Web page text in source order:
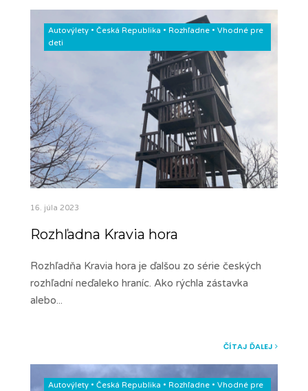
Autovýlety • Česká Republika • Rozhľadne • Vhodné pre
deti
16. júla 2023
Rozhľadna Kravia hora
Rozhľadňa Kravia hora je ďalšou zo série českých
rozhľadní neďaleko hraníc. Ako rýchla zástavka
alebo...
ČÍTAJ ĎALEJ
Autovýlety • Česká Republika • Rozhľadne • Vhodné pre